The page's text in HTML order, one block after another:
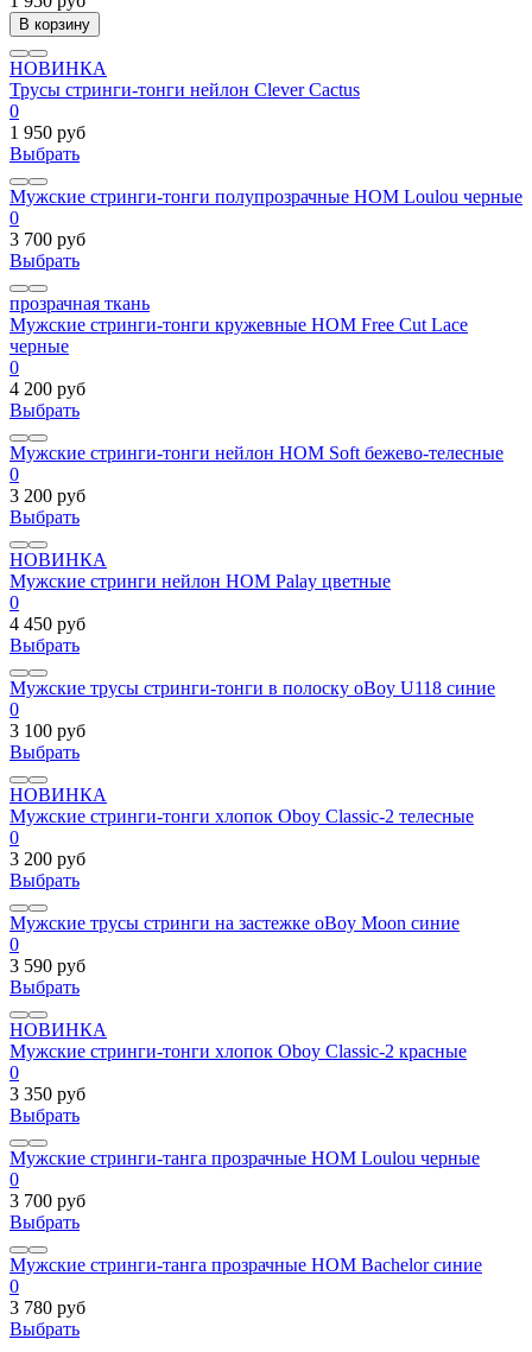
В корзину
НОВИНКА
Трусы стринги-тонги нейлон Clever Cactus
0
1 950 руб
Выбрать
Мужские стринги-тонги полупрозрачные HOM Loulou черные
0
3 700 руб
Выбрать
прозрачная ткань
Мужские стринги-тонги кружевные HOM Free Cut Lace
черные
0
4 200 руб
Выбрать
Мужские стринги-тонги нейлон HOM Soft бежево-телесные
0
3 200 руб
Выбрать
НОВИНКА
Мужские стринги нейлон HOM Palay цветные
0
4 450 руб
Выбрать
Мужские трусы стринги-тонги в полоску oBoy U118 синие
0
3 100 руб
Выбрать
НОВИНКА
Мужские стринги-тонги хлопок Oboy Classic-2 телесные
0
3 200 руб
Выбрать
Мужские трусы стринги на застежке oBoy Moon синие
0
3 590 руб
Выбрать
НОВИНКА
Мужские стринги-тонги хлопок Oboy Classic-2 красные
0
3 350 руб
Выбрать
Мужские стринги-танга прозрачные HOM Loulou черные
0
3 700 руб
Выбрать
Мужские стринги-танга прозрачные HOM Bachelor синие
0
3 780 руб
Выбрать